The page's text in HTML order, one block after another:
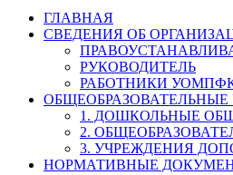
ГЛАВНАЯ
СВЕДЕНИЯ ОБ
РУКОВОДИТЕЛЬ
РАБОТНИКИ
1. ДОШКОЛЬНЫЕ
2.
3. УЧРЕЖДЕНИЯ
НОРМАТИВНЫЕ